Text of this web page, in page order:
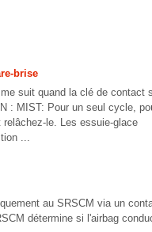
brise
suit quand la clé de contact
: MIST: Pour un seul cycle,
relâchez-le. Les essuie-glace
...
au SRSCM via un
détermine si l'airbag